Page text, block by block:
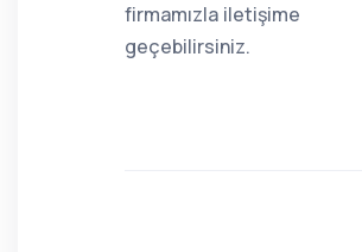
firmamızla iletişime
geçebilirsiniz.